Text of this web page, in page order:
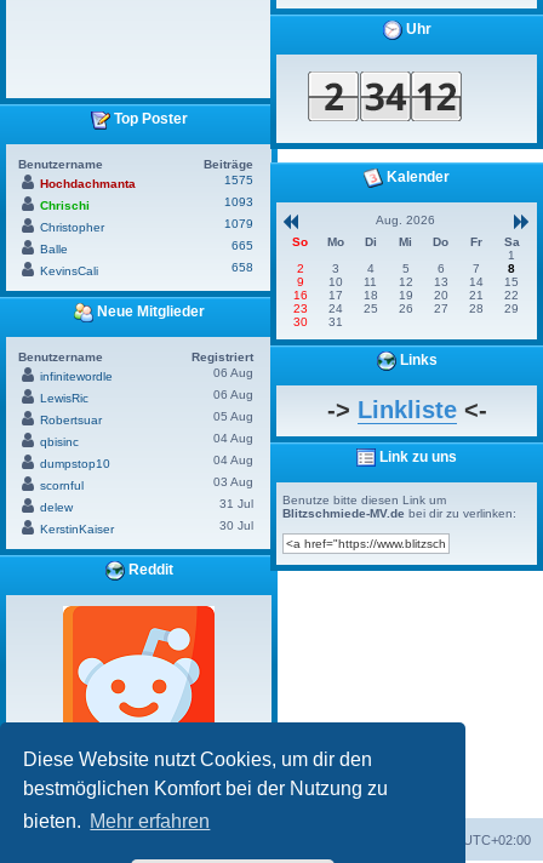
Diese Website nutzt Cookies, um dir den
bestmöglichen Komfort bei der Nutzung zu
bieten. Mehr erfahren
Top Poster
Benutzername
Beiträge
Hochdachmanta
1575
Chrischi
1093
Christopher
1079
Balle
665
KevinsCali
658
Neue Mitglieder
Benutzername
Registriert
infinitewordle
06 Aug
LewisRic
06 Aug
Robertsuar
05 Aug
qbisinc
04 Aug
dumpstop10
04 Aug
scornful
03 Aug
delew
31 Jul
KerstinKaiser
30 Jul
Reddit
Uhr
Kalender
Aug. 2026
So
Mo Di Mi Do Fr
Sa
1
2
3 4 5 6 7
8
9
10 11 12 13 14
15
16
17 18 19 20 21
22
23
24 25 26 27 28
29
30
31
Links
-> Linkliste<-
Link zu uns
Benutze bitte diesen Link um
Blitzschmiede-MV.de bei dir zu verlinken:
Powered by Board3 Portal© 2009 - 2020 Board3 Group
UTC+02:00